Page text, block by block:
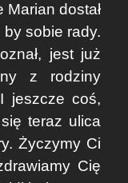
dostał
by sobie rady.
jest już
z rodziny
jeszcze coś,
teraz ulica
Życzymy Ci
Cię